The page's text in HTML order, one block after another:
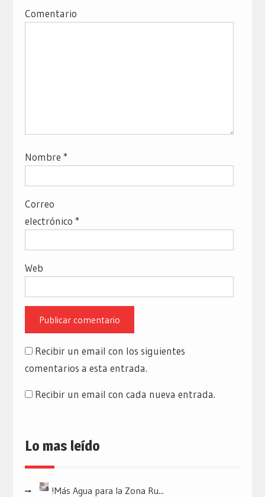
Comentario
Nombre *
Correo
electrónico *
Web
Recibir un email con los siguientes
comentarios a esta entrada.
Recibir un email con cada nueva entrada.
Lo mas leído
!Más Agua para la Zona Ru...